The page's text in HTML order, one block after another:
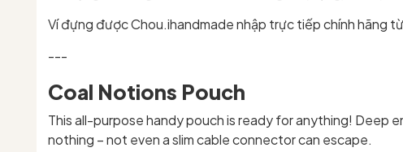
Ví đựng được Chou.ihandmade nhập trực tiếp chính hãng
---
Coal Notions Pouch
This all-purpose handy pouch is ready for anything! Deep
nothing – not even a slim cable connector can escape.